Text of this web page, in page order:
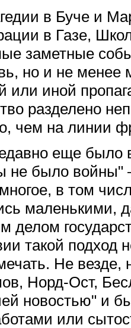
в Буче и
в Газе,
заметные
но и не
или иной
разделено
чем на линии
еще было
не было войны"
в том
маленькими,
делом
такой подход
Не
Норд-Ост,
новостью" и
или